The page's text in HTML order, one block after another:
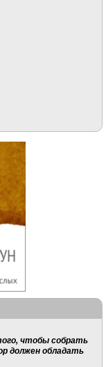
чтобы собрать
должен обладать